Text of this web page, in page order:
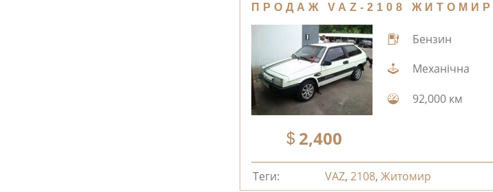
ПРОДАЖ VAZ-2108 ЖИТОМИР
2,400
Бензин
Механічна
92,000 км
Теги: VAZ,2108,Житомир